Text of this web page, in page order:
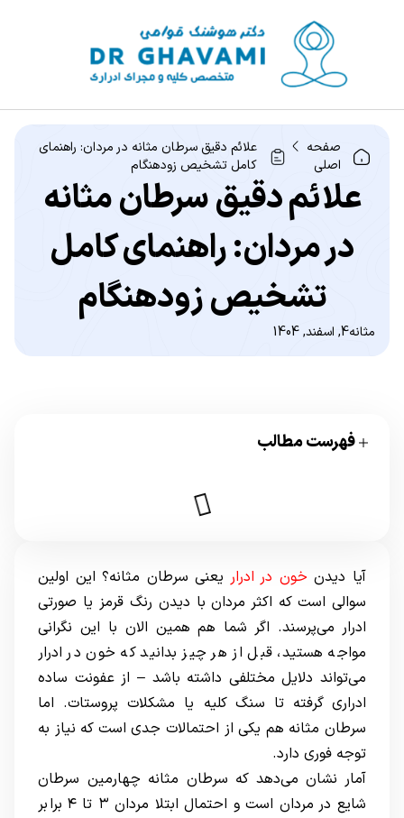
صفحه
اصلی
علائم دقیق سرطان مثانه در مردان: راهنمای
کامل تشخیص زودهنگام
علائم دقیق سرطان مثانه
در مردان: راهنمای کامل
تشخیص زودهنگام
مثانه4, اسفند, 1404
فهرست مطالب
آیا دیدن خون در ادرار یعنی سرطان مثانه؟ این اولین
سوالی است که اکثر مردان با دیدن رنگ قرمز یا صورتی
ادرار می‌پرسند. اگر شما هم همین الان با این نگرانی
مواجه هستید، قبل از هر چیز بدانید که خون در ادرار
می‌تواند دلایل مختلفی داشته باشد – از عفونت ساده
ادراری گرفته تا سنگ کلیه یا مشکلات پروستات. اما
سرطان مثانه هم یکی از احتمالات جدی است که نیاز به
توجه فوری دارد.
آمار نشان می‌دهد که سرطان مثانه چهارمین سرطان
شایع در مردان است و احتمال ابتلا مردان ۳ تا ۴ برابر